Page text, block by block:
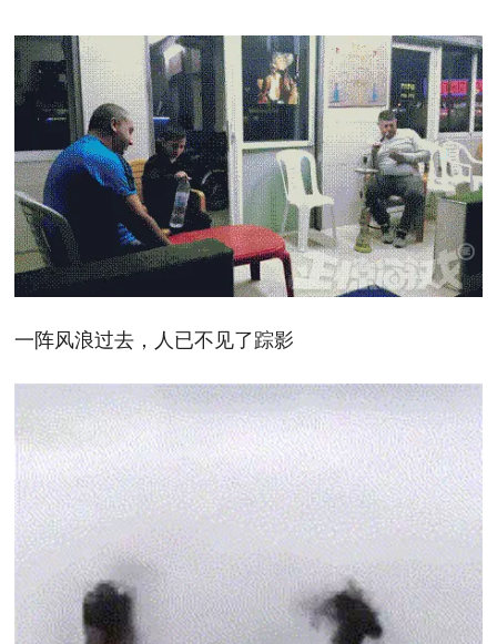
一阵风浪过去，人已不见了踪影